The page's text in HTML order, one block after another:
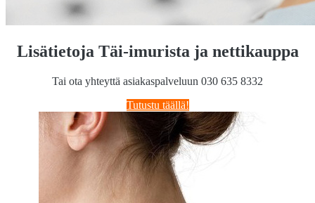
Lisätietoja Täi-imurista ja nettikauppa
Tai ota yhteyttä asiakaspalveluun 030 635 8332
Tutustu täällä!